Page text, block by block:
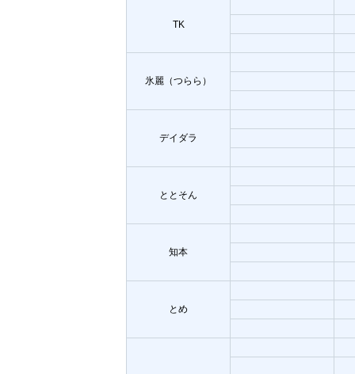
TK
氷麗（つらら）
デイダラ
ととそん
知本
とめ